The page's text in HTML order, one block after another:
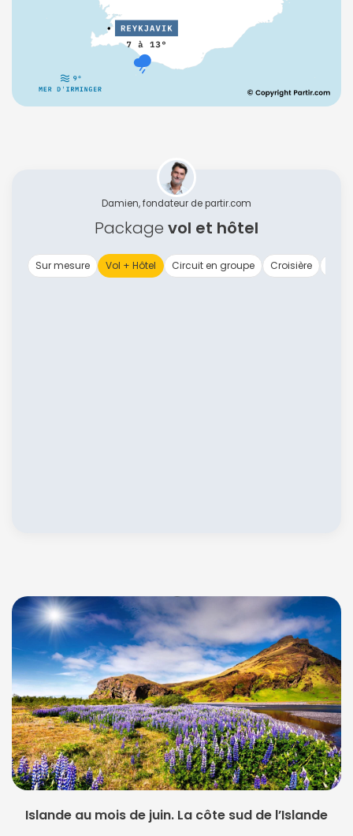
Damien, fondateur de partir.com
Package vol et hôtel
Sur mesure Vol + Hôtel Circuit en groupe Croisière
Islande au mois de juin. La côte sud de l’Islande